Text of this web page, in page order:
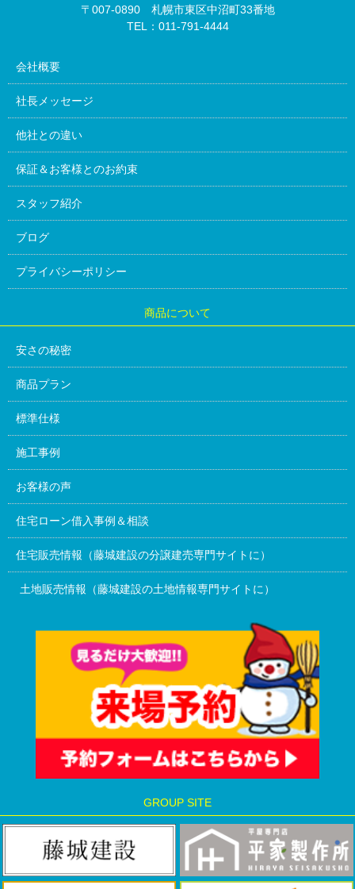
〒007-0890 札幌市東区中沼町33番地
TEL：011-791-4444
会社概要
社長メッセージ
他社との違い
保証＆お客様とのお約束
スタッフ紹介
ブログ
プライバシーポリシー
商品について
安さの秘密
商品プラン
標準仕様
施工事例
お客様の声
住宅ローン借入事例＆相談
住宅販売情報（藤城建設の分譲建売専門サイトに）
土地販売情報（藤城建設の土地情報専門サイトに）
GROUP SITE